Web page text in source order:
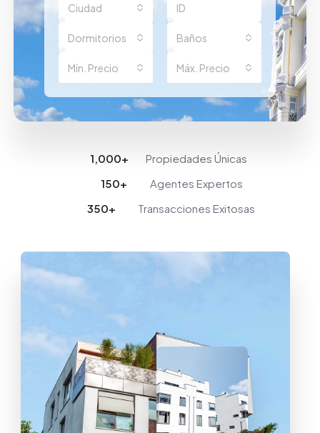
Ciudad
Dormitorios Baños
Mín. Precio Máx. Precio
1,000+
Propiedades Únicas
150+
Agentes Expertos
350+ Transacciones Exitosas